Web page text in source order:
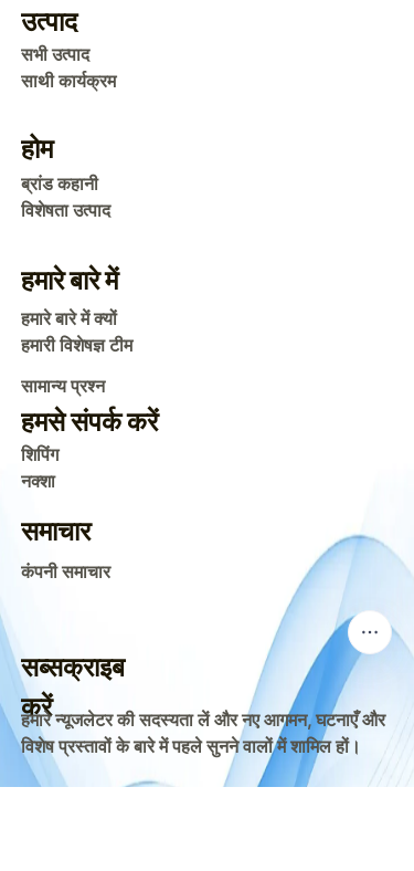
होम
विशेषता उत्पाद
ब्रांड कहानी
उत्पाद
सभी उत्पाद
साथी कार्यक्रम
हमारे बारे में
हमारे बारे में क्यों
हमारी विशेषज्ञ टीम
सामान्य प्रश्न
हमसे संपर्क करें
नक्शा
शिपिंग
समाचार
कंपनी समाचार
सब्सक्राइब
करें
हमारे न्यूजलेटर की सदस्यता लें और नए आगमन, घटनाएँ और
विशेष प्रस्तावों के बारे में पहले सुनने वालों में शामिल हों।
HIN